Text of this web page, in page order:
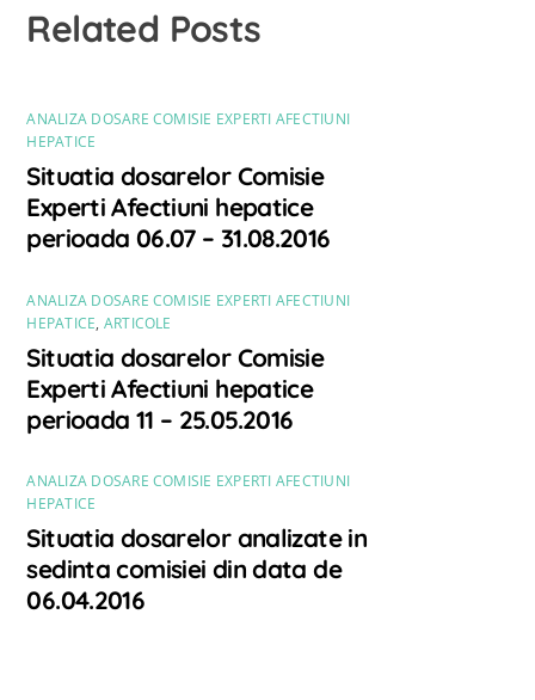
Related Posts
ANALIZA DOSARE COMISIE EXPERTI AFECTIUNI
HEPATICE
Situatia dosarelor Comisie
Experti Afectiuni hepatice
perioada 06.07 – 31.08.2016
ANALIZA DOSARE COMISIE EXPERTI AFECTIUNI
HEPATICE, ARTICOLE
Situatia dosarelor Comisie
Experti Afectiuni hepatice
perioada 11 – 25.05.2016
ANALIZA DOSARE COMISIE EXPERTI AFECTIUNI
HEPATICE
Situatia dosarelor analizate in
sedinta comisiei din data de
06.04.2016